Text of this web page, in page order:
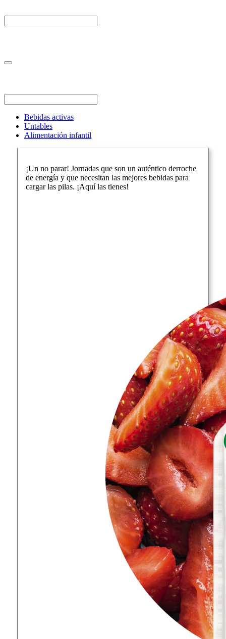
Bebidas activas
Untables
Alimentación infantil
¡Un no parar! Jornadas que son un auténtico derroche
de energía y que necesitan las mejores bebidas para
cargar las pilas. ¡Aquí las tienes!